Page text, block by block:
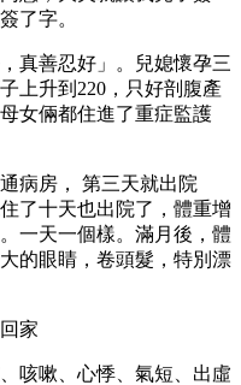
了字。
真善忍好」。兒媳懷孕三
上升到220，只好剖腹產
女倆都住進了重症監護
病房， 第三天就出院
了十天也出院了，體重增
一天一個樣。滿月後，體
的眼睛，卷頭髮，特別漂
家
咳嗽、心悸、氣短、出虛